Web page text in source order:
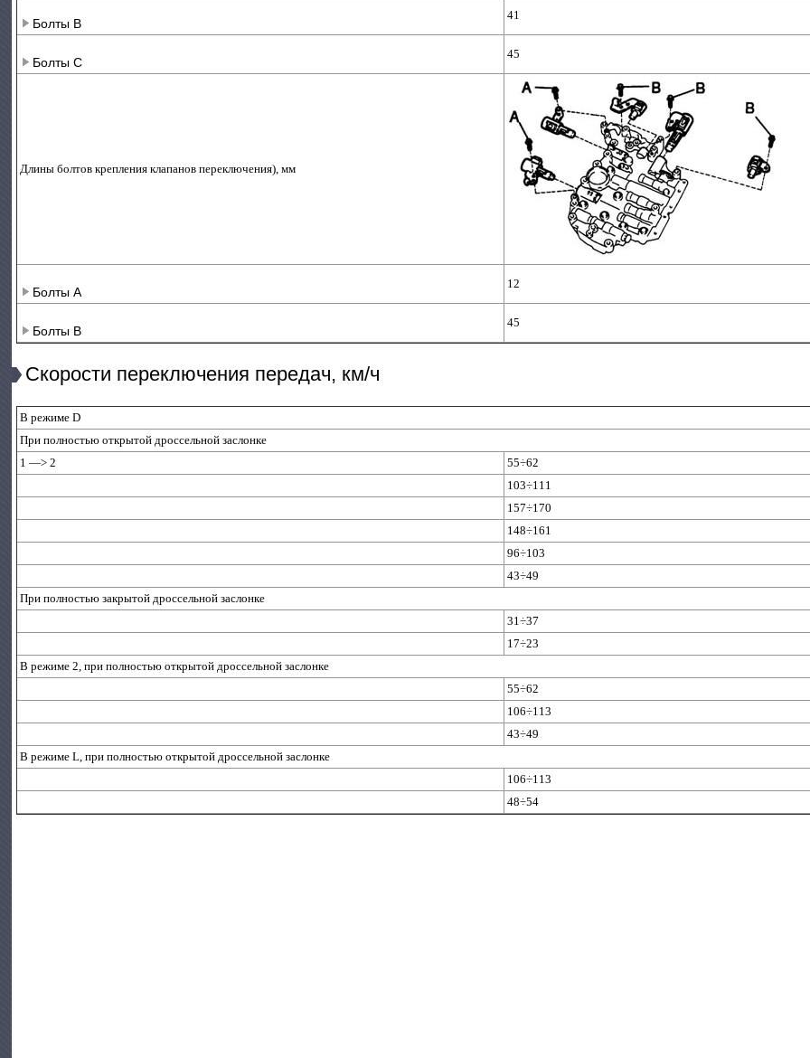
Болты B
41
Болты C
45
Длины болтов крепления клапанов переключения), мм
Болты А
12
Болты B
45
Скорости переключения передач, км/ч
В режиме D
При полностью открытой дроссельной заслонке
1 —> 2
55÷62
103÷111
157÷170
148÷161
96÷103
43÷49
При полностью закрытой дроссельной заслонке
31÷37
17÷23
В режиме 2, при полностью открытой дроссельной заслонке
55÷62
106÷113
43÷49
В режиме L, при полностью открытой дроссельной заслонке
106÷113
48÷54